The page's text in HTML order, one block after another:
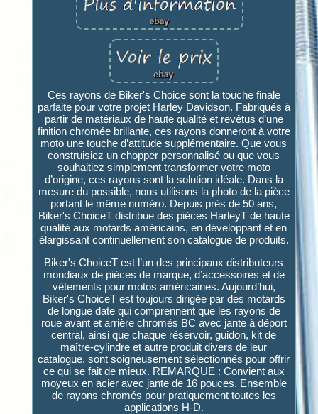
Ces rayons de Biker's Choice sont la touche finale
parfaite pour votre projet Harley Davidson. Fabriqués à
partir de matériaux de haute qualité et revêtus d’une
finition chromée brillante, ces rayons donneront à votre
moto une touche d’attitude supplémentaire. Que vous
construisiez un chopper personnalisé ou que vous
souhaitiez simplement transformer votre moto
d’origine, ces rayons sont la solution idéale. Dans la
mesure du possible, nous utilisons la photo de la pièce
portant le même numéro. Depuis près de 50 ans,
Biker's ChoiceT distribue des pièces HarleyT de haute
qualité aux motards américains, en développant et en
élargissant continuellement son catalogue de produits.
Biker's ChoiceT est l’un des principaux distributeurs
mondiaux de pièces de marque, d’accessoires et de
vêtements pour motos américaines. Aujourd’hui,
Biker's ChoiceT est toujours dirigée par des motards
de longue date qui comprennent que les rayons de
roue avant et arrière chromés BC avec jante à déport
central, ainsi que chaque réservoir, guidon, kit de
maître-cylindre et autre produit divers de leur
catalogue, sont soigneusement sélectionnés pour offrir
ce qui se fait de mieux. REMARQUE : Convient aux
moyeux en acier avec jante de 16 pouces. Ensemble
de rayons chromés pour pratiquement toutes les
applications H-D.